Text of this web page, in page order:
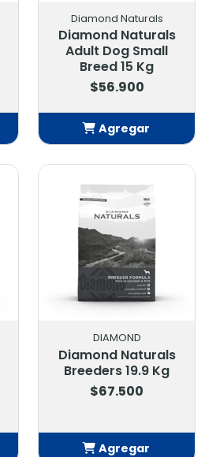
Diamond Naturals
Diamond Naturals
Adult Dog Small
Breed 15 Kg
$56.900
Agregar
Añadido
DIAMOND
Diamond Naturals
Breeders 19.9 Kg
$67.500
Agregar